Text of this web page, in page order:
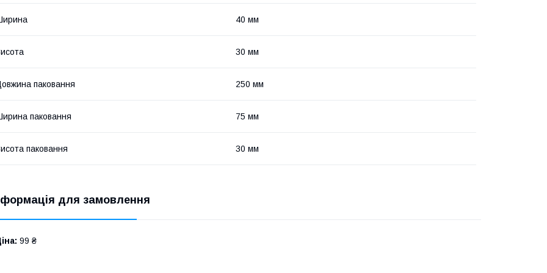
40 мм
30 мм
паковання 250 мм
паковання 75 мм
паковання 30 мм
для замовлення
99 ₴